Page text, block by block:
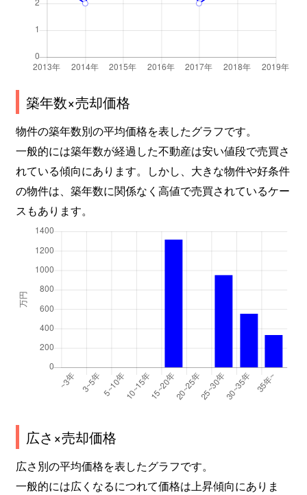
築年数×売却価格
物件の築年数別の平均価格を表したグラフです。
一般的には築年数が経過した不動産は安い値段で売買さ
れている傾向にあります。しかし、大きな物件や好条件
の物件は、築年数に関係なく高値で売買されているケー
スもあります。
広さ×売却価格
広さ別の平均価格を表したグラフです。
一般的には広くなるにつれて価格は上昇傾向にありま